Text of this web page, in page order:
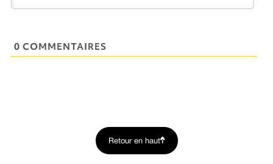
0 COMMENTAIRES
Retour en haut